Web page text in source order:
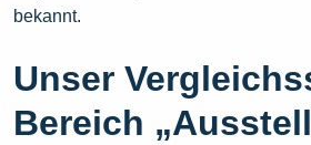
bekannt.
Unser
Bereich